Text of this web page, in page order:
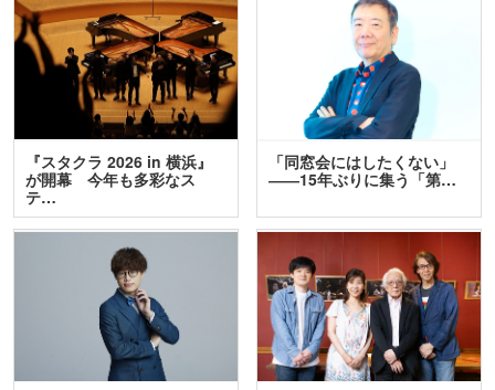
『スタクラ 2026 in 横浜』
が開幕 今年も多彩なス
テ…
「同窓会にはしたくない」
――15年ぶりに集う「第…